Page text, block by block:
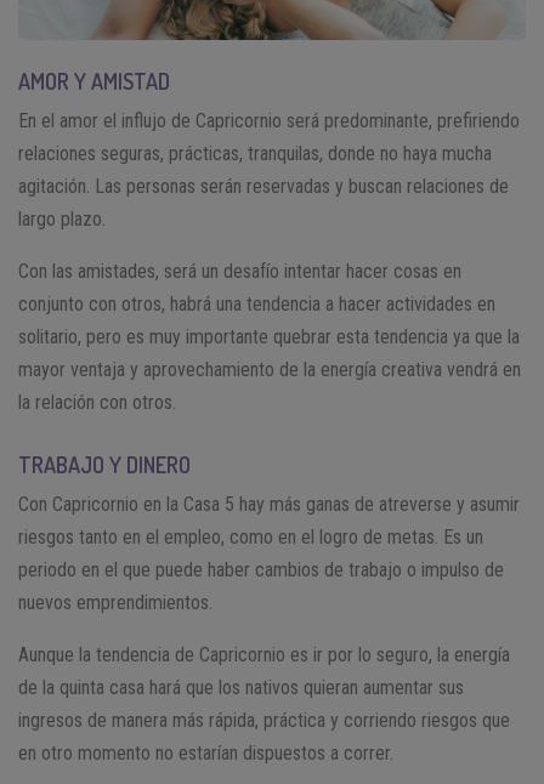
AMOR Y AMISTAD
En el amor el influjo de Capricornio será predominante, prefiriendo
relaciones seguras, prácticas, tranquilas, donde no haya mucha
agitación. Las personas serán reservadas y buscan relaciones de
largo plazo.
Con las amistades, será un desafío intentar hacer cosas en
conjunto con otros, habrá una tendencia a hacer actividades en
solitario, pero es muy importante quebrar esta tendencia ya que la
mayor ventaja y aprovechamiento de la energía creativa vendrá en
la relación con otros.
TRABAJO Y DINERO
Con Capricornio en la Casa 5 hay más ganas de atreverse y asumir
riesgos tanto en el empleo, como en el logro de metas. Es un
periodo en el que puede haber cambios de trabajo o impulso de
nuevos emprendimientos.
Aunque la tendencia de Capricornio es ir por lo seguro, la energía
de la quinta casa hará que los nativos quieran aumentar sus
ingresos de manera más rápida, práctica y corriendo riesgos que
en otro momento no estarían dispuestos a correr.